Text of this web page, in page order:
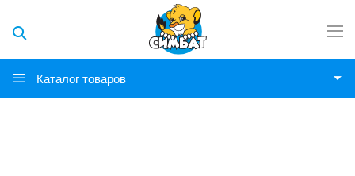
Каталог товаров